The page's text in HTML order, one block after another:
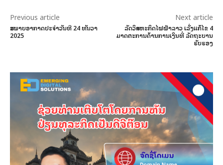
Previous article
ສະພາບອາກາດປະຈໍາວັນທີ 24 ທັນວາ
2025
Next article
ລັດວິສາຫະກິດໄຟຟ້າລາວ ເລັ່ງແກ້ໄຂ 4
ມາດຕະການດ້ານການເງິນທີ່ ລັດຖະບານ
ຮັບຮອງ